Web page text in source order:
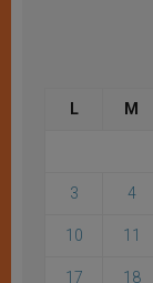
L M
3 4
10 11
17 18